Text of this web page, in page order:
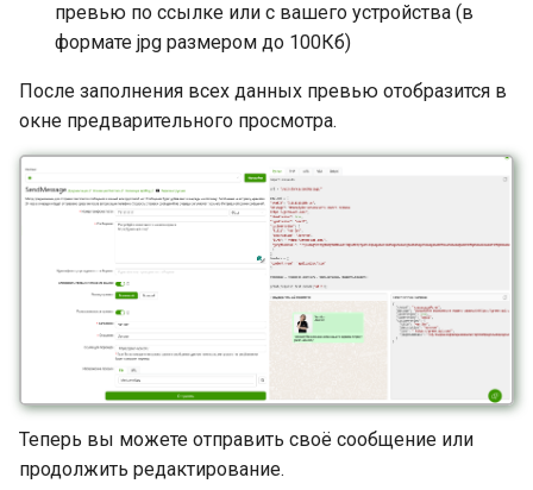
превью по ссылке или с вашего устройства (в
формате jpg размером до 100Кб)
После заполнения всех данных превью отобразится в
окне предварительного просмотра.
Теперь вы можете отправить своё сообщение или
продолжить редактирование.